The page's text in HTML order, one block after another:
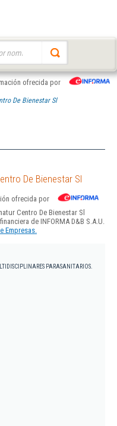
ofrecida por
De Bienestar Sl
De Bienestar Sl
ofrecida por
Centro De Bienestar Sl
de INFORMA D&B S.A.U.
Empresas.
PARASANITARIOS.